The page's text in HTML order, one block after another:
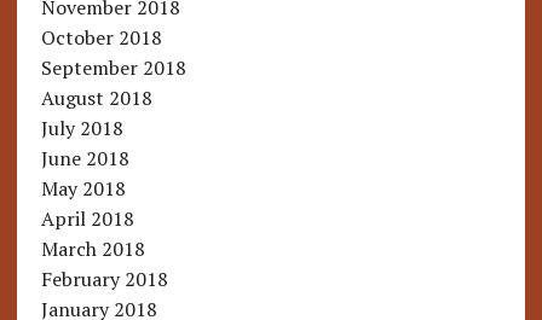
November 2018
October 2018
September 2018
August 2018
July 2018
June 2018
May 2018
April 2018
March 2018
February 2018
January 2018